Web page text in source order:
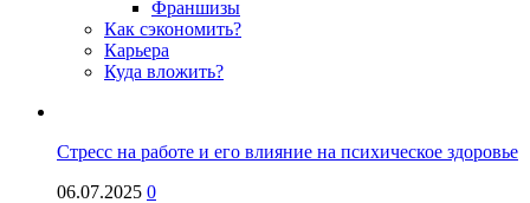
Франшизы
Как сэкономить?
Карьера
Куда вложить?
Стресс на работе и его влияние на психическое здоровье
06.07.2025 0